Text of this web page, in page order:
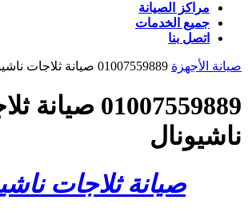
مراكز الصيانة
جميع الخدمات
اتصل بنا
CLOSE
صيانة الأجهزة 01007559889 صيانة ثلاجات ناشيونال
01007559889
ناشيونال
صيانة ثلاجات